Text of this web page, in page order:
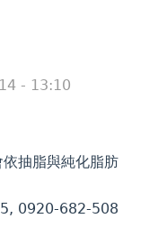
- 13:10
抽脂與純化脂肪
0920-682-508